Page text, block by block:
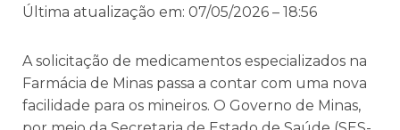
Última atualização em: 07/05/2026 – 18:56
A solicitação de medicamentos especializados na
Farmácia de Minas passa a contar com uma nova
facilidade para os mineiros. O Governo de Minas,